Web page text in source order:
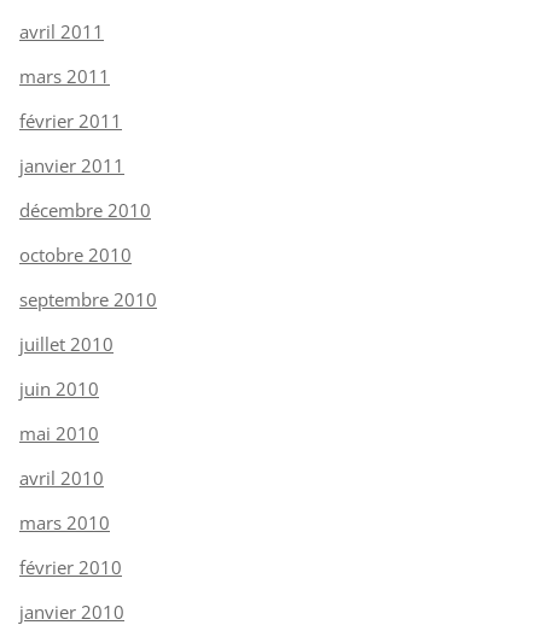
avril 2011
mars 2011
février 2011
janvier 2011
décembre 2010
octobre 2010
septembre 2010
juillet 2010
juin 2010
mai 2010
avril 2010
mars 2010
février 2010
janvier 2010